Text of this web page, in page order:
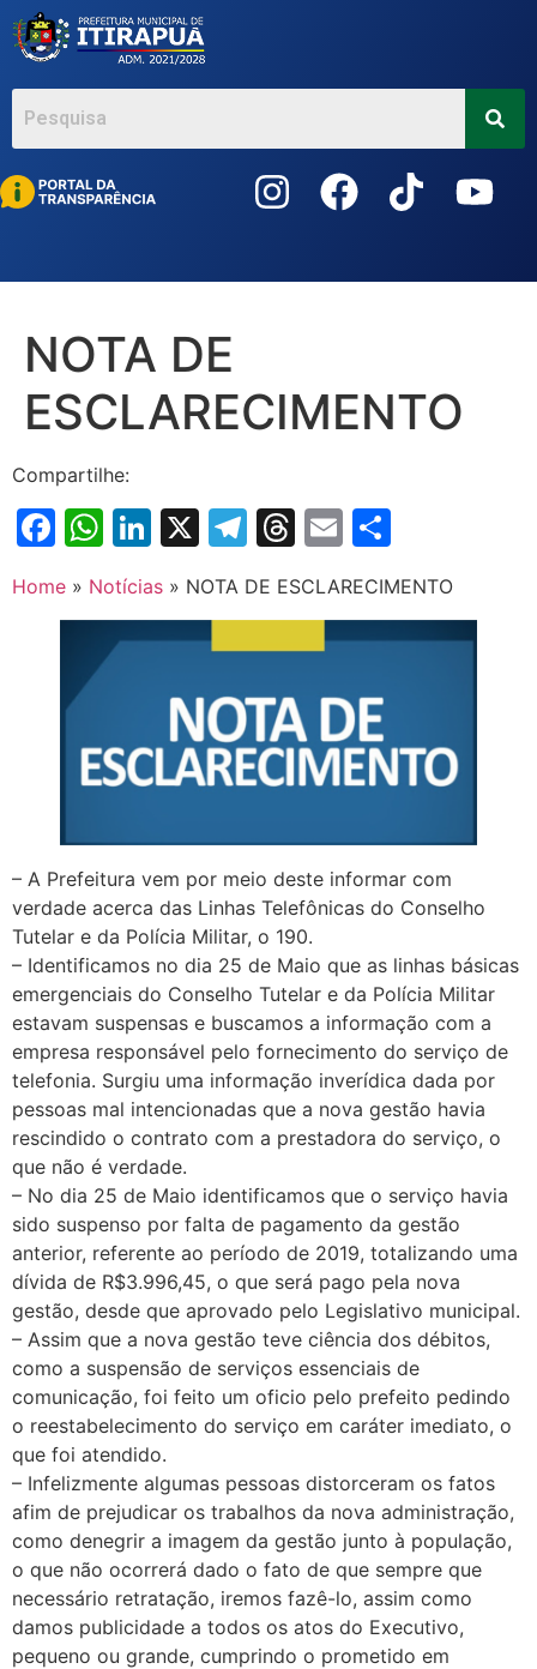
NOTA DE
ESCLARECIMENTO
Compartilhe:
Facebook
WhatsApp
LinkedIn
X Telegram
Threads
Email
Home » Notícias » NOTA DE ESCLARECIMENTO
– A Prefeitura vem por meio deste informar com
verdade acerca das Linhas Telefônicas do Conselho
Tutelar e da Polícia Militar, o 190.
– Identificamos no dia 25 de Maio que as linhas básicas
emergenciais do Conselho Tutelar e da Polícia Militar
estavam suspensas e buscamos a informação com a
empresa responsável pelo fornecimento do serviço de
telefonia. Surgiu uma informação inverídica dada por
pessoas mal intencionadas que a nova gestão havia
rescindido o contrato com a prestadora do serviço, o
que não é verdade.
– No dia 25 de Maio identificamos que o serviço havia
sido suspenso por falta de pagamento da gestão
anterior, referente ao período de 2019, totalizando uma
dívida de R$3.996,45, o que será pago pela nova
gestão, desde que aprovado pelo Legislativo municipal.
– Assim que a nova gestão teve ciência dos débitos,
como a suspensão de serviços essenciais de
comunicação, foi feito um oficio pelo prefeito pedindo
o reestabelecimento do serviço em caráter imediato, o
que foi atendido.
– Infelizmente algumas pessoas distorceram os fatos
afim de prejudicar os trabalhos da nova administração,
como denegrir a imagem da gestão junto à população,
o que não ocorrerá dado o fato de que sempre que
necessário retratação, iremos fazê-lo, assim como
damos publicidade a todos os atos do Executivo,
pequeno ou grande, cumprindo o prometido em